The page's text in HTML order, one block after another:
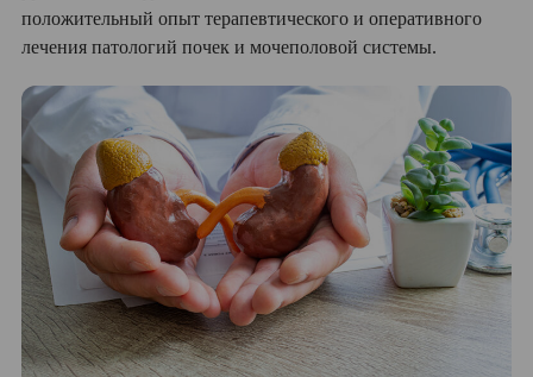
положительный опыт терапевтического и оперативного
лечения патологий почек и мочеполовой системы.